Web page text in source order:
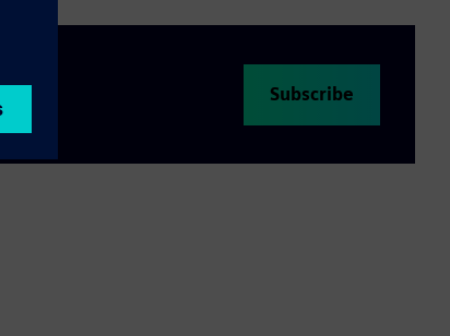
Subscribe